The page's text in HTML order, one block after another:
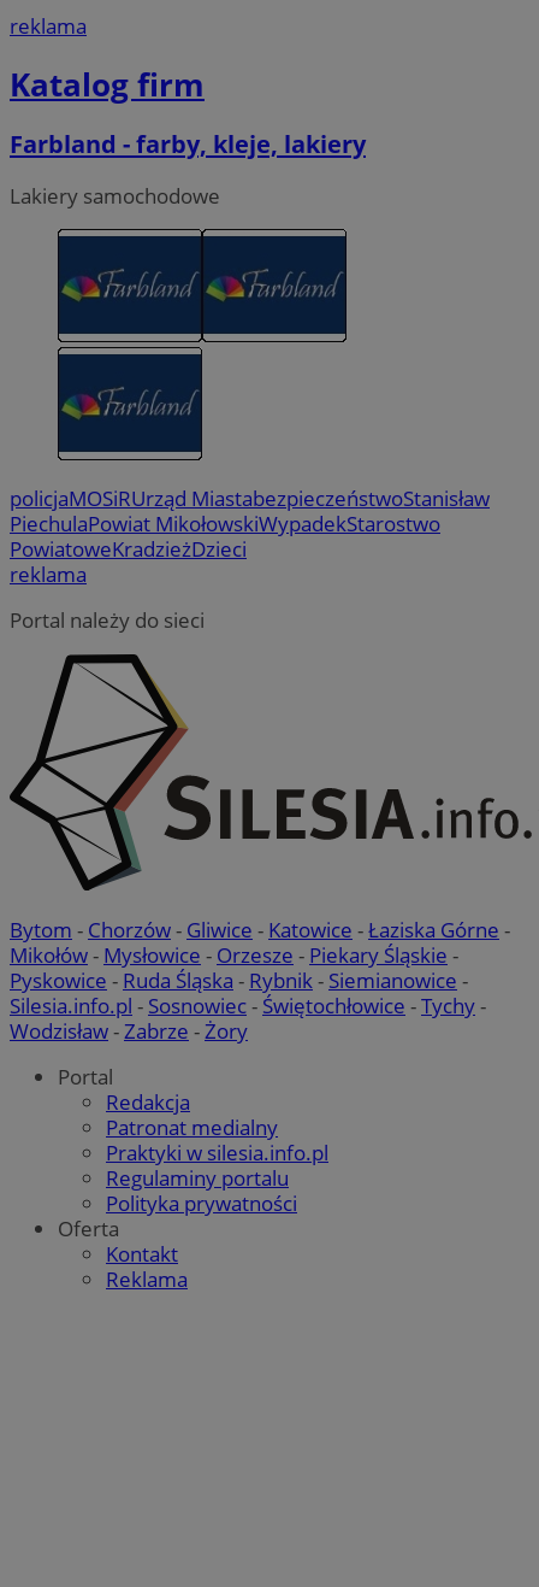
reklama
Katalog firm
Farbland - farby, kleje, lakiery
Lakiery samochodowe
policjaMOSiRUrząd MiastabezpieczeństwoStanisław
PiechulaPowiat MikołowskiWypadekStarostwo
PowiatoweKradzieżDzieci
reklama
Portal należy do sieci
Bytom - Chorzów- Gliwice - Katowice -Łaziska Górne -
Mikołów- Mysłowice - Orzesze - Piekary Śląskie -
Pyskowice - Ruda Śląska - Rybnik - Siemianowice -
Silesia.info.pl - Sosnowiec- Świętochłowice -Tychy-
Wodzisław- Zabrze - Żory
Portal
Redakcja
Patronat medialny
Praktyki w silesia.info.pl
Regulaminy portalu
Polityka prywatności
Oferta
Kontakt
Reklama